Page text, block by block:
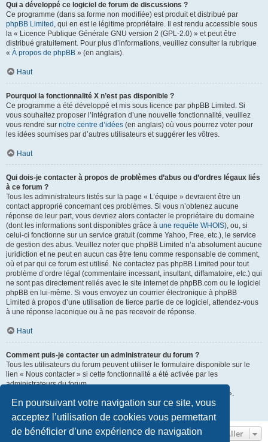
En poursuivant votre navigation sur ce site, vous
acceptez l’utilisation de cookies vous permettant
de bénéficier d’une expérience de navigation
Qui a développé ce logiciel de forum de discussions ?
Ce programme (dans sa forme non modifiée) est produit et distribué par
phpBB Limited , qui en est le légitime propriétaire. Il est rendu accessible sous
la « Licence Publique Générale GNU version 2 (GPL-2.0) » et peut être
distribué gratuitement. Pour plus d’informations, veuillez consulter la rubrique
« À propos de phpBB » (en anglais).
Haut
Pourquoi la fonctionnalité X n’est pas disponible ?
Ce programme a été développé et mis sous licence par phpBB Limited. Si
vous souhaitez proposer l’intégration d’une nouvelle fonctionnalité, veuillez
vous rendre sur notre centre d’idées (en anglais) où vous pourrez voter pour
les idées soumises par d’autres utilisateurs et suggérer les vôtres.
Haut
Qui dois-je contacter à propos de problèmes d’abus ou d’ordres légaux liés
à ce forum ?
Tous les administrateurs listés sur la page « L’équipe » devraient être un
contact approprié concernant ces problèmes. Si vous n’obtenez aucune
réponse de leur part, vous devriez alors contacter le propriétaire du domaine
(dont les informations sont disponibles grâce à une requête WHOIS), ou, si
celui-ci fonctionne sur un service gratuit (comme Yahoo, Free, etc.), le service
de gestion des abus. Veuillez noter que phpBB Limited n’a absolument aucune
juridiction et ne peut en aucun cas être tenu comme responsable de comment,
où et par qui ce forum est utilisé. Ne contactez pas phpBB Limited pour tout
problème d’ordre légal (commentaire incessant, insultant, diffamatoire, etc.) qui
ne sont pas directement reliés avec le site internet de phpBB.com ou le logiciel
phpBB en lui-même. Si vous envoyez un courrier électronique à phpBB
Limited à propos d’une utilisation de tierce partie de ce logiciel, attendez-vous
à une réponse laconique ou à ne pas recevoir de réponse.
Haut
Comment puis-je contacter un administrateur du forum ?
Tous les utilisateurs du forum peuvent utiliser le formulaire disponible sur le
lien « Nous contacter » si cette fonctionnalité a été activée par les
administrateurs du forum.
Les membres du forum peuvent également utiliser le lien « L’équipe ».
Aller